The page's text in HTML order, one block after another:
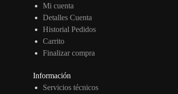
Mi cuenta
Detalles Cuenta
Historial Pedidos
Carrito
Finalizar compra
Información
Servicios técnicos